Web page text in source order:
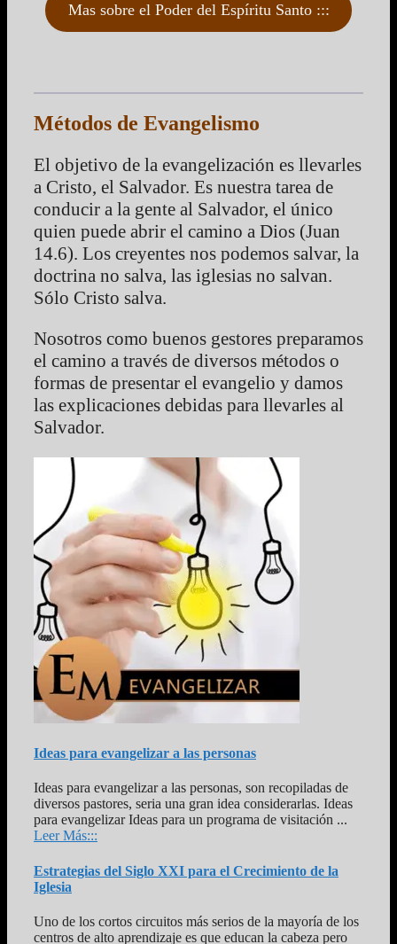
Mas sobre el Poder del Espíritu Santo :::
Métodos de Evangelismo
El objetivo de la evangelización es llevarles
a Cristo, el Salvador. Es nuestra tarea de
conducir a la gente al Salvador, el único
quien puede abrir el camino a Dios (Juan
14.6). Los creyentes nos podemos salvar, la
doctrina no salva, las iglesias no salvan.
Sólo Cristo salva.
Nosotros como buenos gestores preparamos
el camino a través de diversos métodos o
formas de presentar el evangelio y damos
las explicaciones debidas para llevarles al
Salvador.
Ideas para evangelizar a las personas
Ideas para evangelizar a las personas, son recopiladas de
diversos pastores, seria una gran idea considerarlas. Ideas
para evangelizar Ideas para un programa de visitación ...
Leer Más:::
Estrategias del Siglo XXI para el Crecimiento de la
Iglesia
Uno de los cortos circuitos más serios de la mayoría de los
centros de alto aprendizaje es que educan la cabeza pero